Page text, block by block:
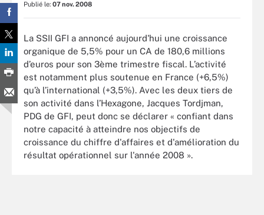
Publié le: 07 nov. 2008
La SSII GFI a annoncé aujourd'hui une croissance
organique de 5,5% pour un CA de 180,6 millions
d’euros pour son 3ème trimestre fiscal. L’activité
est notamment plus soutenue en France (+6,5%)
qu’à l’international (+3,5%). Avec les deux tiers de
son activité dans l’Hexagone, Jacques Tordjman,
PDG de GFI, peut donc se déclarer « confiant dans
notre capacité à atteindre nos objectifs de
croissance du chiffre d'affaires et d'amélioration du
résultat opérationnel sur l'année 2008 ».